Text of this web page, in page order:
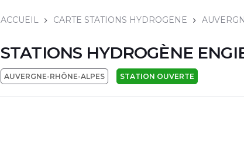
ACCUEIL CARTE STATIONS HYDROGENE
STATIONS HYDROGÈNE
AUVERGNE-RHÔNE-ALPES STATION OUVERTE